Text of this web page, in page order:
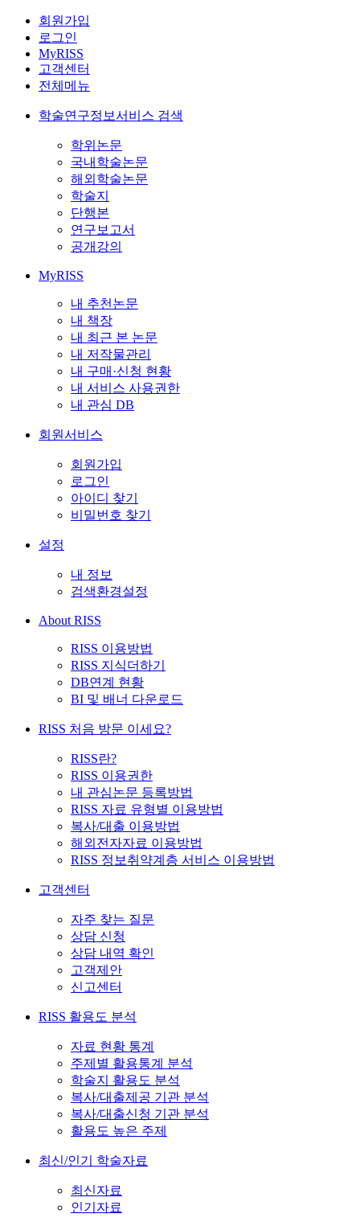
회원가입
로그인
MyRISS
고객센터
전체메뉴
학술연구정보서비스 검색
학위논문
국내학술논문
해외학술논문
학술지
단행본
연구보고서
공개강의
MyRISS
내 추천논문
내 책장
내 최근 본 논문
내 저작물관리
내 구매·신청 현황
내 서비스 사용권한
내 관심 DB
회원서비스
회원가입
로그인
아이디 찾기
비밀번호 찾기
설정
내 정보
검색환경설정
About RISS
RISS 이용방법
RISS 지식더하기
DB연계 현황
BI 및 배너 다운로드
RISS 처음 방문 이세요?
RISS란?
RISS 이용권한
내 관심논문 등록방법
RISS 자료 유형별 이용방법
복사/대출 이용방법
해외전자자료 이용방법
RISS 정보취약계층 서비스 이용방법
고객센터
자주 찾는 질문
상담 신청
상담 내역 확인
고객제안
신고센터
RISS 활용도 분석
자료 현황 통계
주제별 활용통계 분석
학술지 활용도 분석
복사/대출제공 기관 분석
복사/대출신청 기관 분석
활용도 높은 주제
최신/인기 학술자료
최신자료
인기자료